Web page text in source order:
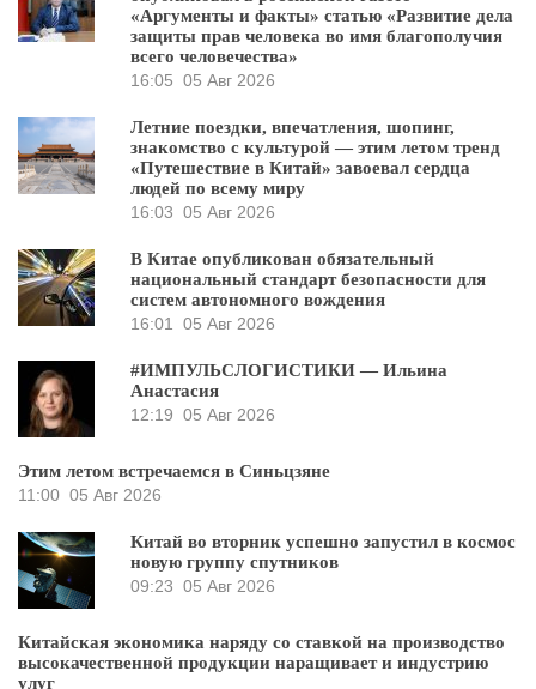
«Аргументы и факты» статью «Развитие дела
защиты прав человека во имя благополучия
всего человечества»
16:05 05 Авг 2026
Летние поездки, впечатления, шопинг,
знакомство с культурой — этим летом тренд
«Путешествие в Китай» завоевал сердца
людей по всему миру
16:03 05 Авг 2026
В Китае опубликован обязательный
национальный стандарт безопасности для
систем автономного вождения
16:01
05 Авг 2026
#ИМПУЛЬСЛОГИСТИКИ — Ильина
Анастасия
12:19 05 Авг 2026
Этим летом встречаемся в Синьцзяне
11:00 05 Авг 2026
Китай во вторник успешно запустил в космос
новую группу спутников
09:23 05 Авг 2026
Китайская экономика наряду со ставкой на производство
высокачественной продукции наращивает и индустрию
улуг